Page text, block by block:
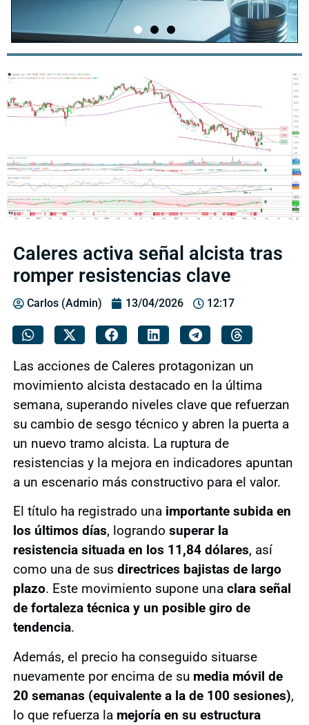
Caleres activa señal alcista tras
romper resistencias clave
Carlos (Admin) 13/04/2026 12:17
Las acciones de Caleres protagonizan un
movimiento alcista destacado en la última
semana, superando niveles clave que refuerzan
su cambio de sesgo técnico y abren la puerta a
un nuevo tramo alcista. La ruptura de
resistencias y la mejora en indicadores apuntan
a un escenario más constructivo para el valor.
El título ha registrado una importante subida en
los últimos días, logrando superar la
resistencia situada en los 11,84 dólares, así
como una de sus directrices bajistas de largo
plazo. Este movimiento supone una clara señal
de fortaleza técnica y un posible giro de
tendencia.
Además, el precio ha conseguido situarse
nuevamente por encima de su media móvil de
20 semanas (equivalente a la de 100 sesiones),
lo que refuerza la mejoría en su estructura